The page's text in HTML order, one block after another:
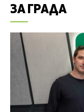
ЗА ГРАДА